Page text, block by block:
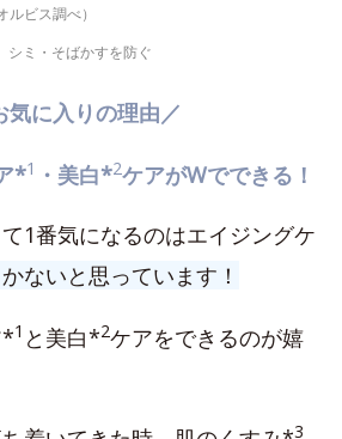
ビス調べ）
ミ・そばかすを防ぐ
気に入りの理由／
*1 ・美白*2ケアがWでできる！
1番気になるのはエイジングケ
ないと思っています！
*1 と美白*2ケアをできるのが嬉
3